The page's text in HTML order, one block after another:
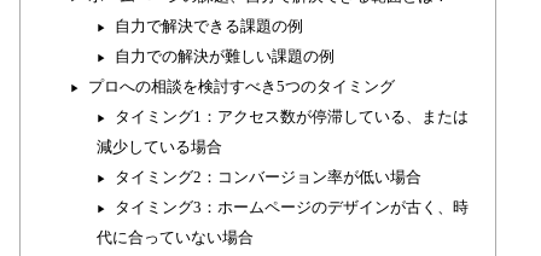
自力で解決できる課題の例
自力での解決が難しい課題の例
プロへの相談を検討すべき5つのタイミング
タイミング1：アクセス数が停滞している、または
減少している場合
タイミング2：コンバージョン率が低い場合
タイミング3：ホームページのデザインが古く、時
代に合っていない場合